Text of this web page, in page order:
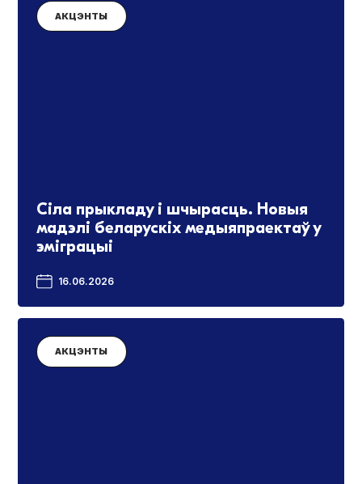
АКЦЭНТЫ
Сіла прыкладу і шчырасць. Новыя
мадэлі беларускіх медыяпраектаў у
эміграцыі
16.06.2026
АКЦЭНТЫ